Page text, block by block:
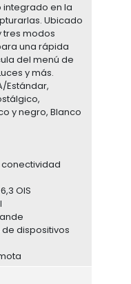
integrado en la
Ubicado
tres modos
una rápida
del menú de
y más.
Estándar,
y negro, Blanco
conectividad
OIS
dispositivos